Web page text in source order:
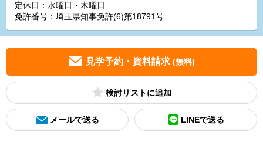
定休日：水曜日・木曜日
免許番号：埼玉県知事免許(6)第18791号
見学予約・資料請求 (無料)
検討リスト
メールで送る LINEで送る